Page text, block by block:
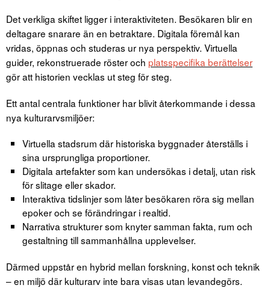
Det verkliga skiftet ligger i interaktiviteten. Besökaren blir en
deltagare snarare än en betraktare. Digitala föremål kan
vridas, öppnas och studeras ur nya perspektiv. Virtuella
guider, rekonstruerade röster och platsspecifika berättelser
gör att historien vecklas ut steg för steg.
Ett antal centrala funktioner har blivit återkommande i dessa
nya kulturarvsmiljöer:
Virtuella stadsrum där historiska byggnader återställs i
sina ursprungliga proportioner.
Digitala artefakter som kan undersökas i detalj, utan risk
för slitage eller skador.
Interaktiva tidslinjer som låter besökaren röra sig mellan
epoker och se förändringar i realtid.
Narrativa strukturer som knyter samman fakta, rum och
gestaltning till sammanhållna upplevelser.
Därmed uppstår en hybrid mellan forskning, konst och teknik
– en miljö där kulturarv inte bara visas utan levandegörs.